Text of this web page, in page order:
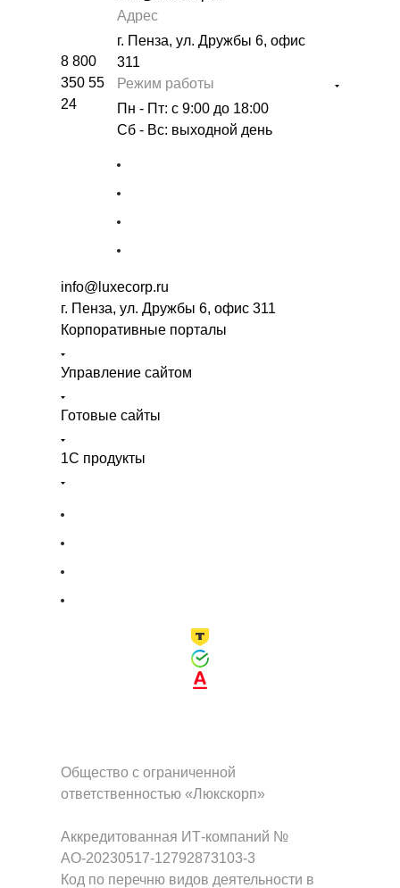
8 800
350 55
24
Адрес
г. Пенза, ул. Дружбы 6, офис
311
Режим работы
Пн - Пт: с 9:00 до 18:00
Сб - Вс: выходной день
info@luxecorp.ru
г. Пенза, ул. Дружбы 6, офис 311
Корпоративные порталы
Управление сайтом
Готовые сайты
1С продукты
Общество с ограниченной
ответственностью «Люкскорп»
Аккредитованная ИТ-компаний №
АО-20230517-12792873103-3
Код по перечню видов деятельности в